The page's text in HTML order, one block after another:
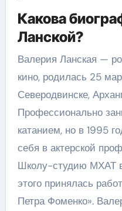
Какова
Ланской?
Валерия Ланская —
кино, родилась 25
Северодвинске,
Профессионально
катанием, но в 1995
себя в актерской
Школу-студию МХАТ
этого принялась
Петра Фоменко».